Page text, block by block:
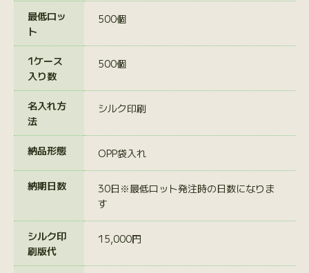
最低ロッ
ト
500個
1ケース
入り数
500個
名入れ方
法
シルク印刷
納品形態 OPP袋入れ
納期日数
30日※最低ロット発注時の日数になりま
す
シルク印
刷版代
15,000円